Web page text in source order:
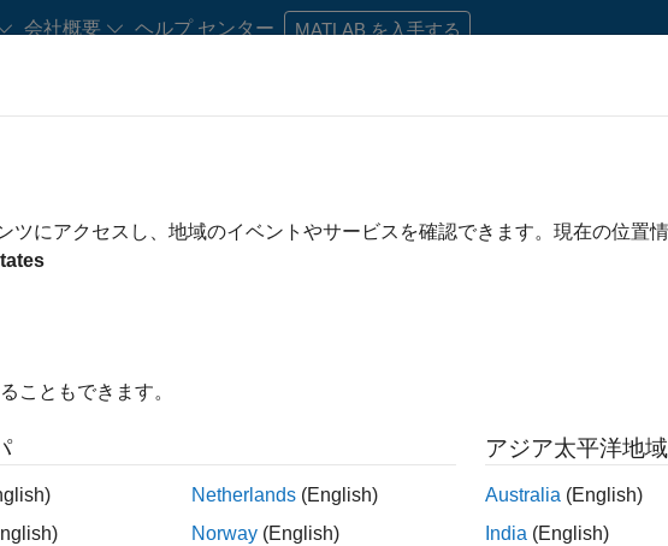
会社概要 ヘルプ センター MATLAB を入手する
の方
ー サポート インサイド セールス マーケティング コミュニケーション 法務
訳されていません。ご希望の地域ですべての求人を見つけるには、所在地を
ツにアクセスし、地域のイベントやサービスを確認できます。現在の位置
こともできます。
Netherlands (English)
Norway (English)
アジア太平洋地域
Australia (English)
India (English)